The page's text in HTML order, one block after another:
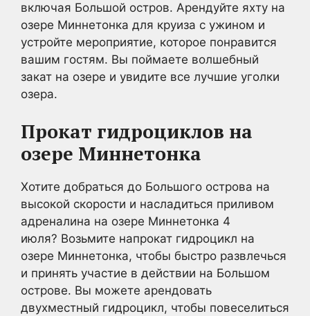
включая Большой остров. Арендуйте яхту на
озере Миннетонка для круиза с ужином и
устройте мероприятие, которое понравится
вашим гостям. Вы поймаете волшебный
закат на озере и увидите все лучшие уголки
озера.
Прокат гидроциклов на
озере Миннетонка
Хотите добраться до Большого острова на
высокой скорости и насладиться приливом
адреналина на озере Миннетонка 4
июля? Возьмите напрокат гидроцикл на
озере Миннетонка, чтобы быстро развлечься
и принять участие в действии на Большом
острове. Вы можете арендовать
двухместный гидроцикл, чтобы повеселиться